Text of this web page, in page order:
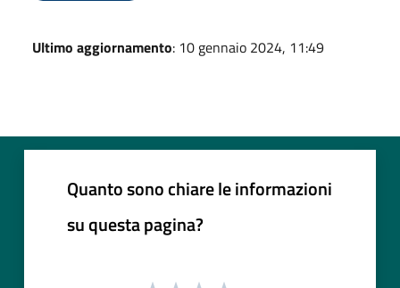
Ultimo aggiornamento: 10 gennaio 2024, 11:49
Quanto sono chiare le informazioni
su questa pagina?